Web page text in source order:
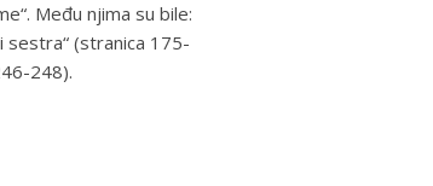
Među njima su bile:
sestra“ (stranica 175-
248).